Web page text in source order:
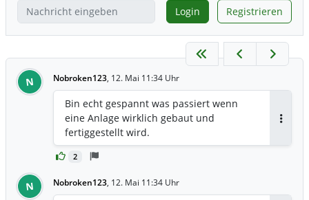
Login Registrieren
N Nobroken123, 12. Mai 11:34 Uhr
2
Bin echt gespannt was passiert wenn
eine Anlage wirklich gebaut und
fertiggestellt wird.
N Nobroken123, 12. Mai 11:34 Uhr